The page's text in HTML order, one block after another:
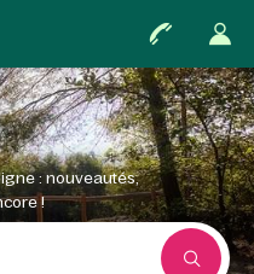
: nouveautés,
!